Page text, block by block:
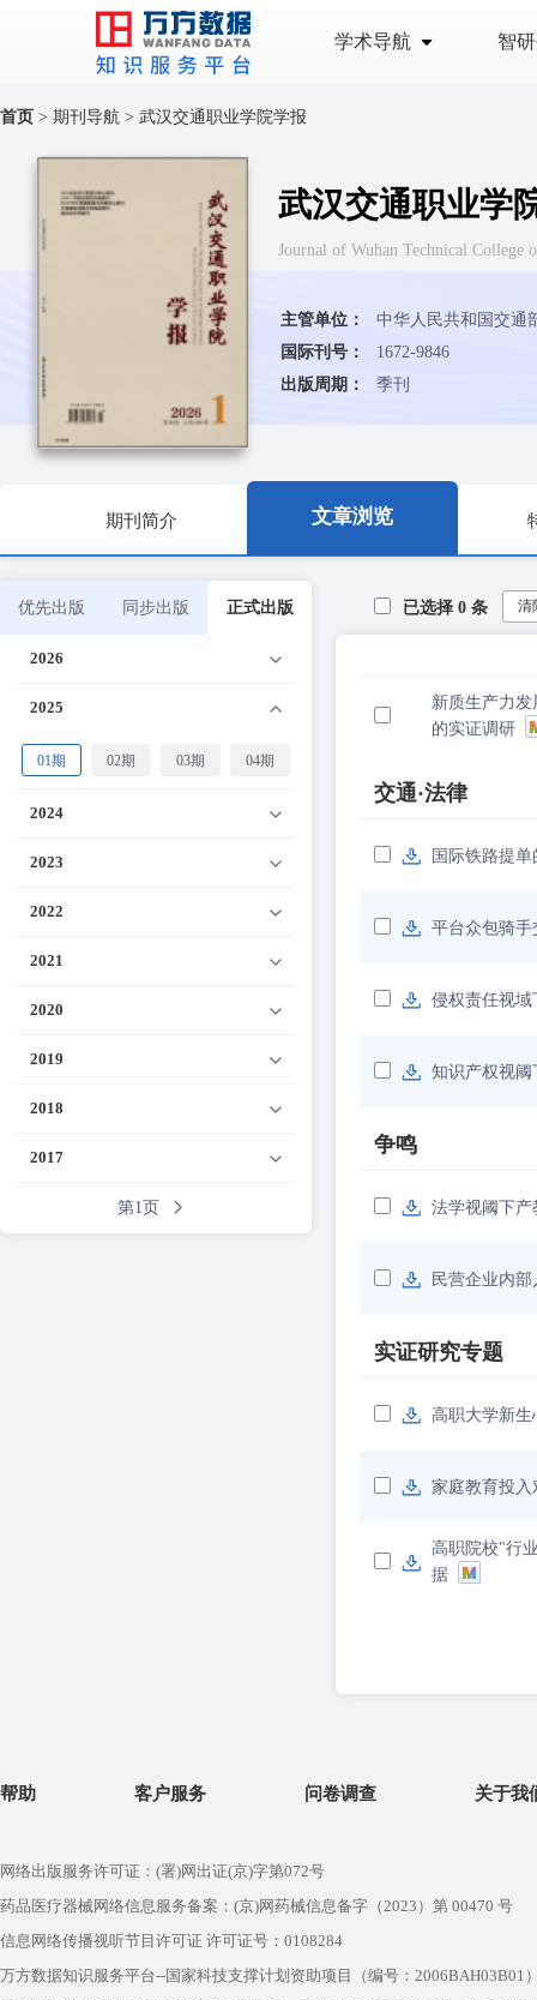
学术导航 智
首页 > 期刊导航 > 武汉交通职业学院学报
武汉交通职业学
Journal of Wuhan Technical
主管单位：
中华人民共和国交通
国际刊号：
1672-9846
出版周期：
季刊
期刊简介 文章浏览
优先出版 同步出版 正式出版
2026
2025
01期 02期 03期 04期
2024
2023
2022
2021
2020
2019
2018
2017
第1页
已选择 0 条 清
新质生产力
的实证调研
交通·法律
国际铁路提
平台众包骑
侵权责任视
知识产权视
争鸣
法学视阈下
民营企业内
实证研究专题
高职大学新
家庭教育投
高职院校"行
据
帮助 客户服务 问卷调查 关于我
网络出版服务许可证：(署)网出证(京)字第072号
药品医疗器械网络信息服务备案：(京)网药械信息备字（2023）第 00470 号
信息网络传播视听节目许可证 许可证号：0108284
万方数据知识服务平台--国家科技支撑计划资助项目（编号：2006BAH03B01